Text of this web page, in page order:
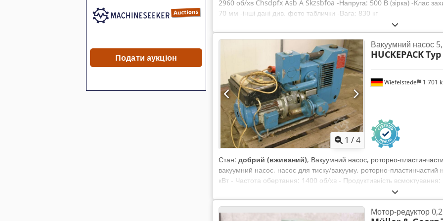
Подати аукціон
2960 об/хв Chsdpfx Asb A Skzsbfoa -Напруга: 500 В (зірка) -Клас
70 мм -інші дані див. фото таблички -Вага: 830 кг
1 /4
Wiefelstede 1 701
Вакуумний насос
HUCKEPACKTyp
Стан: добрий (вживаний), Вакуумний насос, роторно-
вакуумний насос, насос для тиску/вакууму, роторно-пластинчастий
кВт - Частота обертання: 1400 об/хв - Продуктивність
Мотор-редуктор